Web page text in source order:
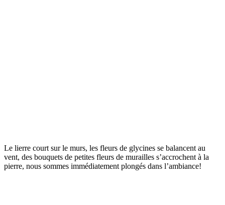
Le lierre court sur le murs, les fleurs de glycines se balancent au
vent, des bouquets de petites fleurs de murailles s’accrochent à la
pierre, nous sommes immédiatement plongés dans l’ambiance!